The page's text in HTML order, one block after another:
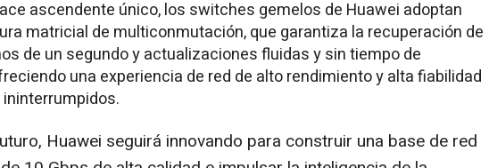
ascendente único, los switches gemelos de Huawei adoptan
matricial de multiconmutación, que garantiza la recuperación de
de un segundo y actualizaciones fluidas y sin tiempo de
una experiencia de red de alto rendimiento y alta fiabilidad
Huawei seguirá innovando para construir una base de red